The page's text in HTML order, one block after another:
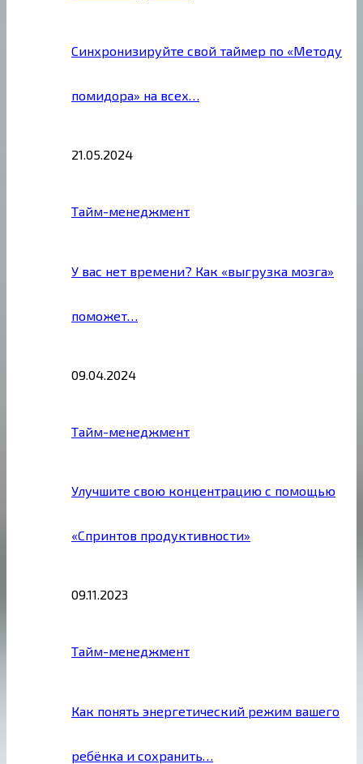
Синхронизируйте свой таймер по «Методу
помидора» на всех…
21.05.2024
Тайм-менеджмент
У вас нет времени? Как «выгрузка мозга»
поможет…
09.04.2024
Тайм-менеджмент
Улучшите свою концентрацию с помощью
«Спринтов продуктивности»
09.11.2023
Тайм-менеджмент
Как понять энергетический режим вашего
ребёнка и сохранить…